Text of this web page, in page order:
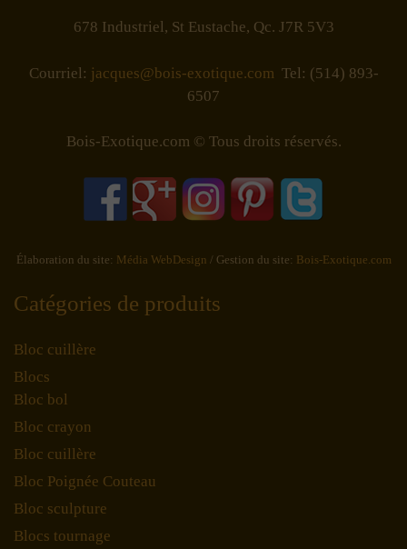
678 Industriel, St Eustache, Qc. J7R 5V3
Courriel: jacques@bois-exotique.com Tel: (514) 893-
6507
Bois-Exotique.com © Tous droits réservés.
Élaboration du site: Média WebDesign / Gestion du site: Bois-Exotique.com
Catégories de produits
Bloc cuillère
Blocs
Bloc bol
Bloc crayon
Bloc cuillère
Bloc Poignée Couteau
Bloc sculpture
Blocs tournage